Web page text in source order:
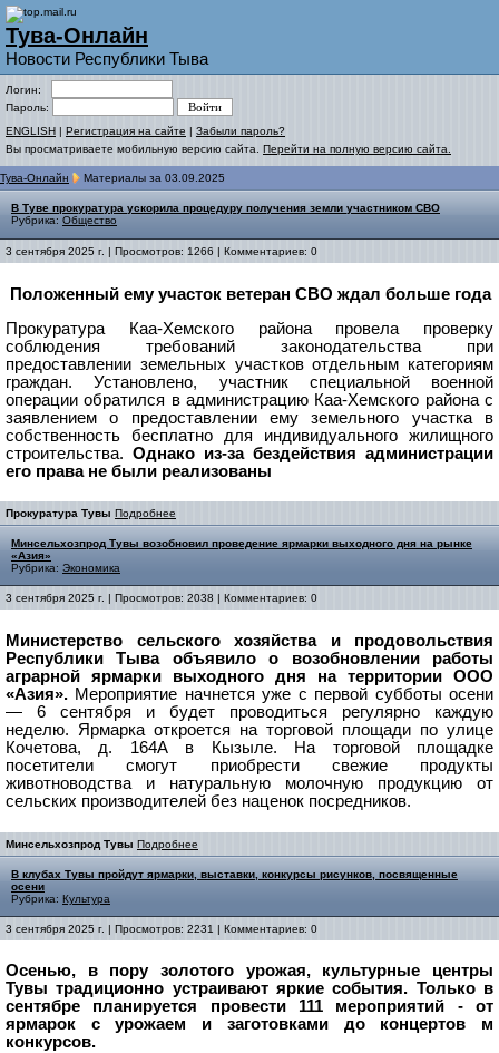
Тува-Онлайн
Новости Республики Тыва
Логин:
Пароль:
ENGLISH | Регистрация на сайте | Забыли пароль?
Вы просматриваете мобильную версию сайта. Перейти на полную версию сайта.
Тува-Онлайн Материалы за 03.09.2025
В Туве прокуратура ускорила процедуру получения земли участником СВО
Рубрика: Общество
3 сентября 2025 г. | Просмотров: 1266 | Комментариев: 0
Положенный ему участок ветеран СВО ждал больше года
Прокуратура Каа-Хемского района провела проверку
соблюдения требований законодательства при
предоставлении земельных участков отдельным категориям
граждан.Установлено, участник специальной военной
операции обратился в администрацию Каа-Хемского района с
заявлением о предоставлении ему земельного участка в
собственность бесплатно для индивидуального жилищного
строительства. Однако из-за бездействия администрации
его права не были реализованы
Прокуратура Тувы Подробнее
Минсельхозпрод Тувы возобновил проведение ярмарки выходного дня на рынке
«Азия»
Рубрика: Экономика
3 сентября 2025 г. | Просмотров: 2038 | Комментариев: 0
Министерство сельского хозяйства и продовольствия
Республики Тыва объявило о возобновлении работы
аграрной ярмарки выходного дня на территории ООО
«Азия». Мероприятие начнется уже с первой субботы осени
— 6 сентября и будет проводиться регулярно каждую
неделю. Ярмарка откроется на торговой площади по улице
Кочетова, д. 164А в Кызыле. На торговой площадке
посетители смогут приобрести свежие продукты
животноводства и натуральную молочную продукцию от
сельских производителей без наценок посредников.
Минсельхозпрод Тувы Подробнее
В клубах Тувы пройдут ярмарки, выставки, конкурсы рисунков, посвященные
осени
Рубрика: Культура
3 сентября 2025 г. | Просмотров: 2231 | Комментариев: 0
Осенью, в пору золотого урожая, культурные центры
Тувы традиционно устраивают яркие события. Только в
сентябре планируется провести 111 мероприятий - от
ярмарок с урожаем и заготовками до концертов м
конкурсов.